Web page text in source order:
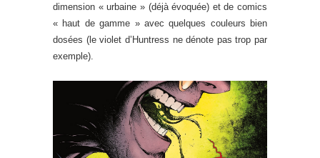
dimension « urbaine » (déjà évoquée) et de comics
« haut de gamme » avec quelques couleurs bien
dosées (le violet d’Huntress ne dénote pas trop par
exemple).